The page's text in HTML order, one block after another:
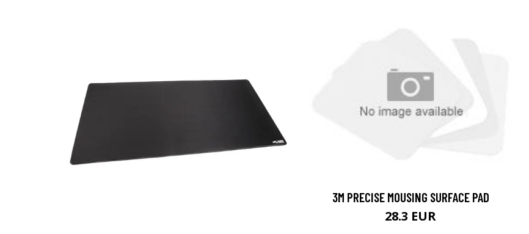
3M PRECISE MOUSING SURFACE PAD
28.3 EUR